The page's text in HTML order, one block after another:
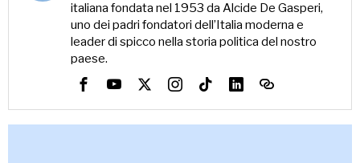
italiana fondata nel 1953 da Alcide De Gasperi,
uno dei padri fondatori dell’Italia moderna e
leader di spicco nella storia politica del nostro
paese.